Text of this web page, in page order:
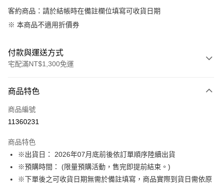
客約商品：請於結帳時在備註欄位填寫可收貨日期
※ 本商品不適用折價券
付款與運送方式
宅配滿NT$1,300免運
信用卡一次付款
LINE Pay
悠遊付
Google Pay
商品特色
商品編號
11360231
商品特色
※出貨日： 2026年07月底前後依訂單順序陸續出貨
※預購時間： (限量預購活動，售完即提前結束。)
※下單後之可收貨日期無需於備註填寫，商品實際到貨日需依原